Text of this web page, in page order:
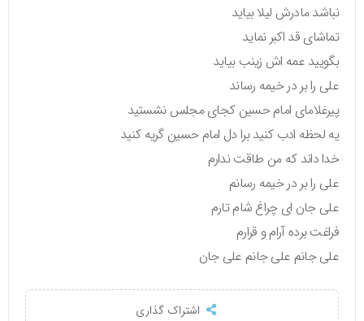
نباشد مادرش لیلا بیاید
تماشای قد اکبر نماید
بگویید عمه اش زینب بیاید
علی را بر در خیمه رساند
پیرغلامای امام حسین کجای مجلس نشستید
یه لحظه ادب کنید برا دل امام حسین گریه کنید
خدا داند که من طاقت ندارم
علی را بر در خیمه رسانم
علی جان ای چراغ شام تارم
فراغت برده آرام و قرارم
علی جانم علی جانم علی جان
اشتراک گذاری